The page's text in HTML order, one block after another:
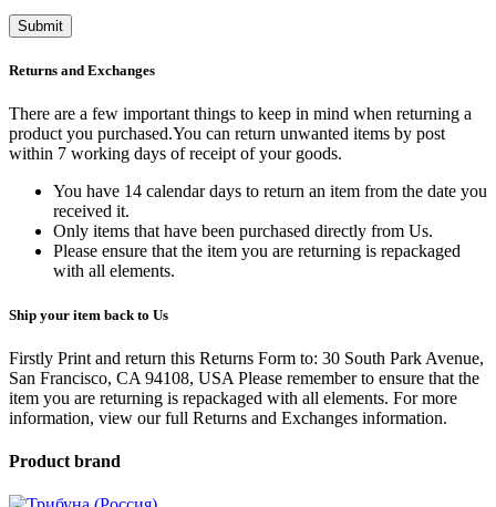
Returns and Exchanges
There are a few important things to keep in mind when returning a
product you purchased.You can return unwanted items by post
within 7 working days of receipt of your goods.
You have 14 calendar days to return an item from the date you
received it.
Only items that have been purchased directly from Us.
Please ensure that the item you are returning is repackaged
with all elements.
Ship your item back to Us
Firstly Print and return this Returns Form to: 30 South Park Avenue,
San Francisco, CA 94108, USA Please remember to ensure that the
item you are returning is repackaged with all elements. For more
information, view our full Returns and Exchanges information.
Product brand